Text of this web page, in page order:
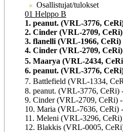
Osallistujat/tulokset
01 Helppo B
1. peanut. (VRL-3776,
2. Cinder (VRL-2709,
3. flanelli (VRL-1966,
4. Cinder (VRL-2709,
5. Maarya (VRL-2434,
6. peanut. (VRL-3776,
7. Battlefield (VRL-1334,
8. peanut. (VRL-3776, CeRi)
9. Cinder (VRL-2709, CeRi)
10. Maria (VRL-7636, CeRi)
11. Meleni (VRL-3296,
12. Blakkis (VRL-0005,